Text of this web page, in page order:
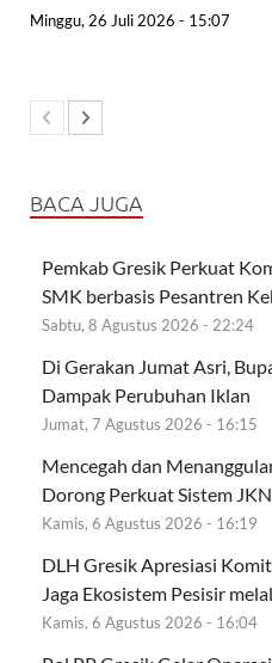
Minggu, 26 Juli 2026 - 15:07
BACA JUGA
Pemkab Gresik Perkuat
SMK berbasis Pesantren
Sabtu, 8 Agustus 2026 - 22:24
Di Gerakan Jumat Asri,
Dampak Perubuhan Iklan
Jumat, 7 Agustus 2026 - 16:15
Mencegah dan
Dorong Perkuat Sistem JKN
Kamis, 6 Agustus 2026 - 16:19
DLH Gresik Apresiasi
Jaga Ekosistem Pesisir
Kamis, 6 Agustus 2026 - 16:04